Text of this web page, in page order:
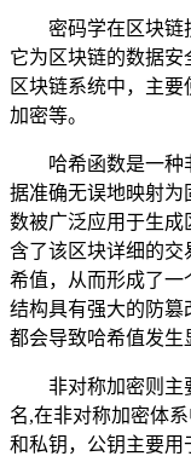
密码学在区块链
它为区块链的数据
区块链系统中，主
加密等。
哈希函数是一种
据准确无误地映射为
数被广泛应用于生成
含了该区块详细的交
希值，从而形成了一
结构具有强大的防篡
都会导致哈希值发生
非对称加密则主
名,在非对称加密体
和私钥，公钥主要用